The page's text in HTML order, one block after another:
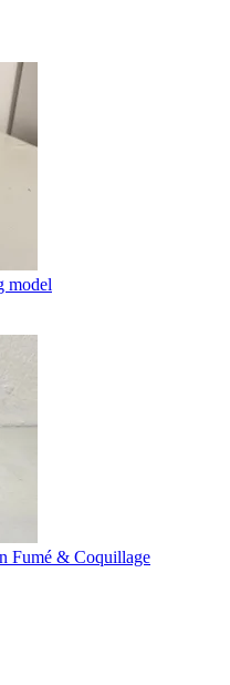
model
Fumé & Coquillage